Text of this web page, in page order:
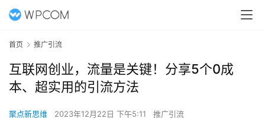
首页 推广引流
互联网创业，流量是关键！分享5个0成
本、超实用的引流方法
聚点新思维 2023年12月22日 下午5:11 推广引流